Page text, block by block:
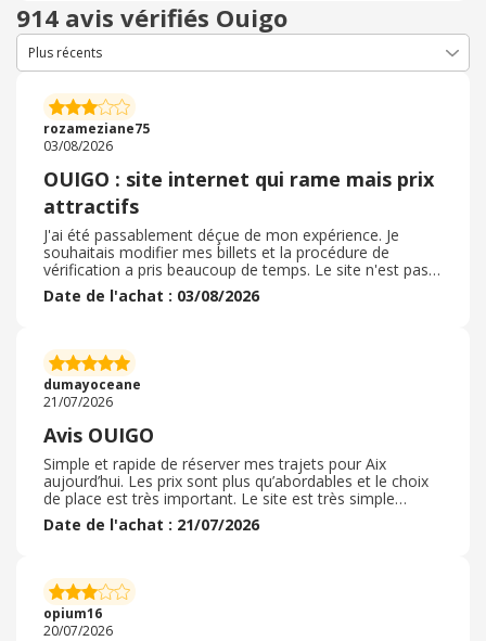
914 avis vérifiés Ouigo
rozameziane75
03/08/2026
OUIGO : site internet qui rame mais prix
attractifs
J'ai été passablement déçue de mon expérience. Je
souhaitais modifier mes billets et la procédure de
vérification a pris beaucoup de temps. Le site n'est pas
très pratique, la confirmation de paiement a mis du
temps à s'afficher. Les frais pour modifier ses billets
rapide. Cela dit on ne peut pas tellement se plaindre
parce que les tarifs sont attractifs leur nouveau service
de revente de billet à la dernière minute est très
pratique.
Date de l'achat : 03/08/2026
dumayoceane
21/07/2026
Avis OUIGO
Simple et rapide de réserver mes trajets pour Aix
aujourd’hui. Les prix sont plus qu’abordables et le choix
de place est très important. Le site est très simple
d’utilisation et nous avons beaucoup de choix
concernant les horaires de départs des trains OUIGO. Je
évidement par OUIGO pour les billets de trains pour les
vacances cet été avec ma famille car même en
Date de l'achat : 21/07/2026
opium16
20/07/2026